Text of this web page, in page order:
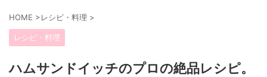
HOME >レシピ・料理 >
レシピ・料理
ハムサンドイッチのプロの絶品レシピ。